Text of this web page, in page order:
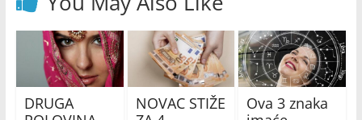
DRUGA
NOVAC STIŽE
Ova 3 znaka